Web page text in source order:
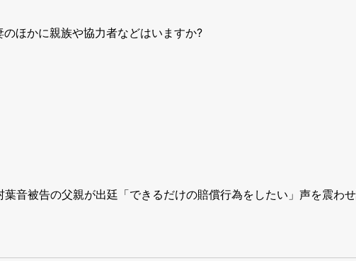
ほかに親族や協力者などはいますか?
葉音被告の父親が出廷「できるだけの賠償行為をしたい」声を震わ